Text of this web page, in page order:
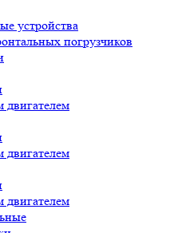
устройства
погрузчиков
двигателем
двигателем
двигателем